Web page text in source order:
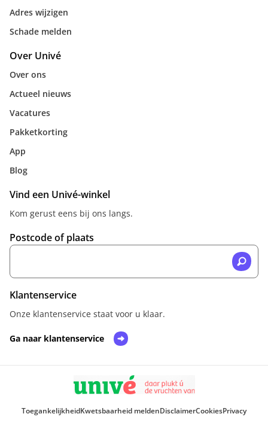
Adres wijzigen
Schade melden
Over Univé
Over ons
Actueel nieuws
Vacatures
Pakketkorting
App
Blog
Vind een Univé-winkel
Kom gerust eens bij ons langs.
Postcode of plaats
Klantenservice
Onze klantenservice staat voor u klaar.
Ga naar klantenservice
ToegankelijkheidKwetsbaarheid meldenDisclaimerCookiesPrivacy